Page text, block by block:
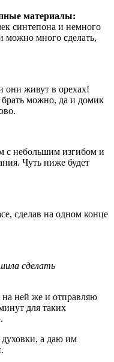
материалы:
синтепона и немного
можно много сделать,
они живут в орехах!
можно, да и домик
с небольшим изгибом и
Чуть ниже будет
сделав на одном конце
сделать
на ней же и отправляю
для таких
духовки, а даю им